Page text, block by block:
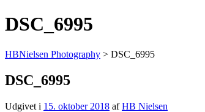
DSC_6995
HBNielsen Photography > DSC_6995
DSC_6995
Udgivet i 15. oktober 2018 afHB Nielsen